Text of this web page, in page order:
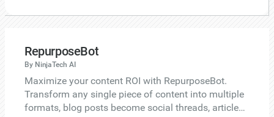
Plain English tab for easy understanding.
RepurposeBot
By NinjaTech AI
Maximize your content ROI with RepurposeBot.
Transform any single piece of content into multiple
formats, blog posts become social threads, articles